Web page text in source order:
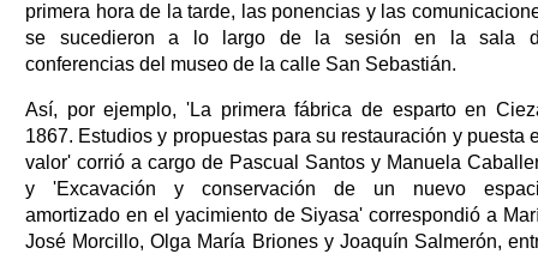
primera hora de la tarde, las ponencias y las
se sucedieron a lo largo de la sesión en la sala
conferencias del museo de la calle San Sebastián.
Así, por ejemplo, 'La primera fábrica de esparto en
1867. Estudios y propuestas para su restauración y puesta
valor' corrió a cargo de Pascual Santos y Manuela
y 'Excavación y conservación de un nuevo
amortizado en el yacimiento de Siyasa' correspondió a
José Morcillo, Olga María Briones y Joaquín Salmerón,